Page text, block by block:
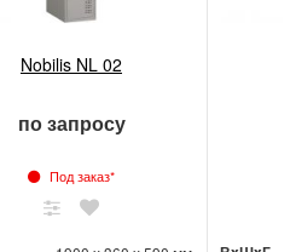
Nobilis NL 02
по запросу
Под заказ*